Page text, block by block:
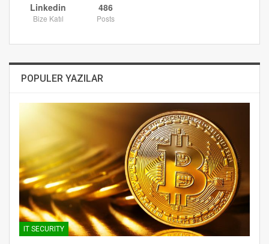
Linkedin
Bize Katıl
486
Posts
POPULER YAZILAR
IT SECURITY